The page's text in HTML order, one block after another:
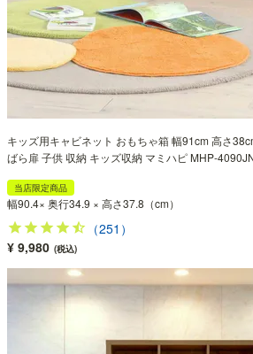
キッズ用キャビネット おもちゃ箱 幅91cm 高さ
ばら扉 子供 収納 キッズ収納 マミハピ MHP-
当店限定商品
幅90.4× 奥行34.9 × 高さ37.8（cm）
（251）
¥ 9,980 (税込)